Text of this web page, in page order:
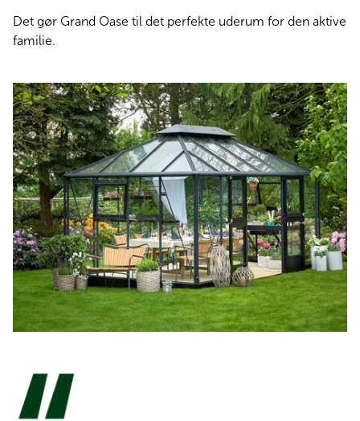
Det gør Grand Oase til det perfekte uderum for den aktive
familie.